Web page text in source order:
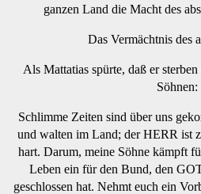
ganzen Land die Macht des
Das Vermächtnis des
Als Mattatias spürte, daß er
Söhnen:
Schlimme Zeiten sind über uns
und walten im Land; der HERR ist
hart. Darum, meine Söhne kämpft
Leben ein für den Bund, den
geschlossen hat. Nehmt euch ein